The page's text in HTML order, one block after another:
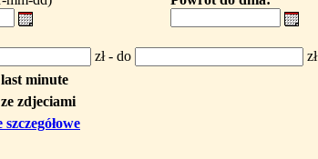
zł - do
zł
minute
zdjeciami